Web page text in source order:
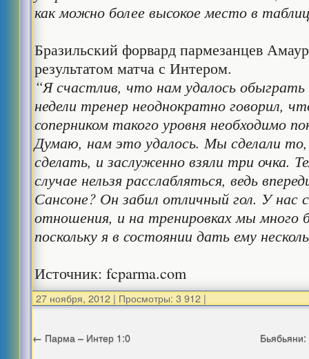
как можно более высокое место в
Бразильский форвард пармезанцев
результатом матча с Интером.
“Я счастлив, что нам удалось
недели тренер неоднократно говорил,
соперником такого уровня необходимо
Думаю, нам это удалось. Мы сделали
сделать, и заслуженно взяли три очка.
случае нельзя расслабляться, ведь
Сансоне? Он забил отличный гол. У нас
отношения, и на тренировках мы много
поскольку я в состоянии дать ему
Источник: fcparma.com
27 ноября, 2012 | Просмотры: 3 912 |
← Парма – Интер 1:0